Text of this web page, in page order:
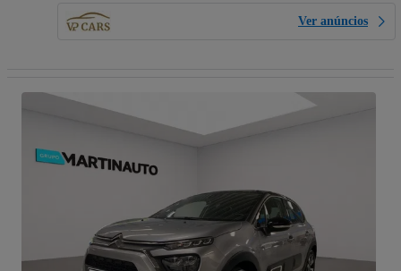
Ver anúncios